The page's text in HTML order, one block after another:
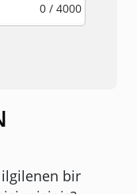
0 / 4000
bir